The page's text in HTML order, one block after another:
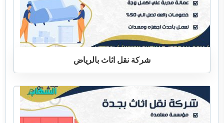
شركة نقل اثاث بالرياض